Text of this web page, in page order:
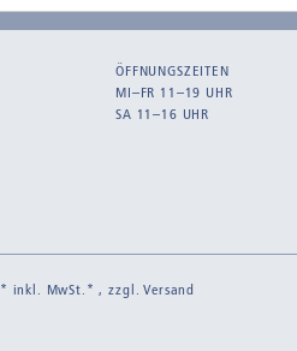
ÖFFNUNGSZEITEN
MI–FR 11–19 UHR
SA 11–16 UHR
* inkl. MwSt.* , zzgl.Versand